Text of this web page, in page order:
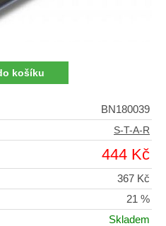
BN180039
S-T-A-R
444 Kč
367 Kč
21 %
Skladem